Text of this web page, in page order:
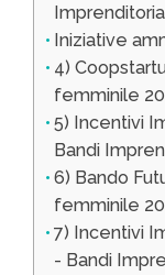
Iniziative
4)
femminile
5) Incentivi
Bandi
6) Bando
femminile
7) Incentivi
- Bandi